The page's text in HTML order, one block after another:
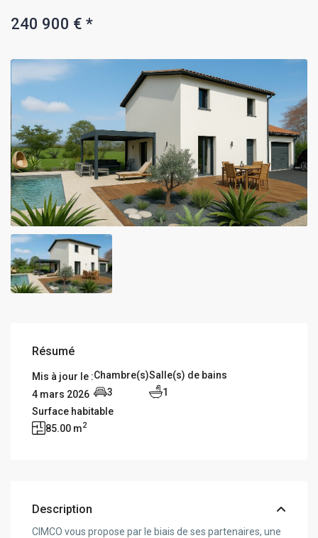
240 900 €*
Résumé
Mis à jour le :
4 mars 2026
Chambre(s)
3
Salle(s) de bains
1
Surface habitable
85.00 m2
Description
CIMCO vous propose par le biais de ses partenaires, une